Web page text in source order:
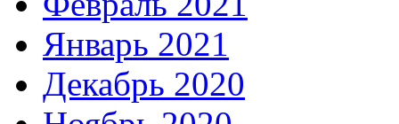
Январь 2021
Декабрь 2020